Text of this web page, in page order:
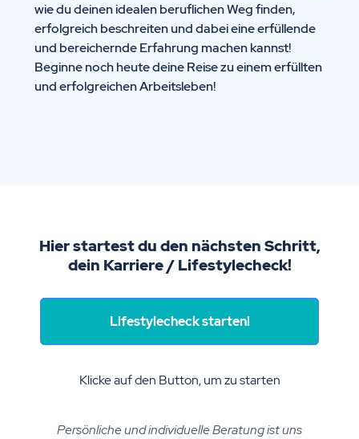
wie du deinen idealen beruflichen Weg finden,
erfolgreich beschreiten und dabei eine erfüllende
und bereichernde Erfahrung machen kannst!
Beginne noch heute deine Reise zu einem erfüllten
und erfolgreichen Arbeitsleben!
Hier startest du den nächsten Schritt,
dein Karriere / Lifestylecheck!
Lifestylecheck starten!
Klicke auf den Button, um zu starten
Persönliche und individuelle Beratung ist uns